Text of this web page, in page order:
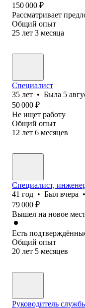
150 000 ₽
Рассматривает
Общий опыт
25 лет 3 месяца
Специалист
35 лет • Была 5
50 000 ₽
Не ищет работу
Общий опыт
12 лет 6 месяцев
Специалист,
41 год • Был вчера •
79 000 ₽
Вышел на новое
Есть
Общий опыт
20 лет 5 месяцев
Руководитель